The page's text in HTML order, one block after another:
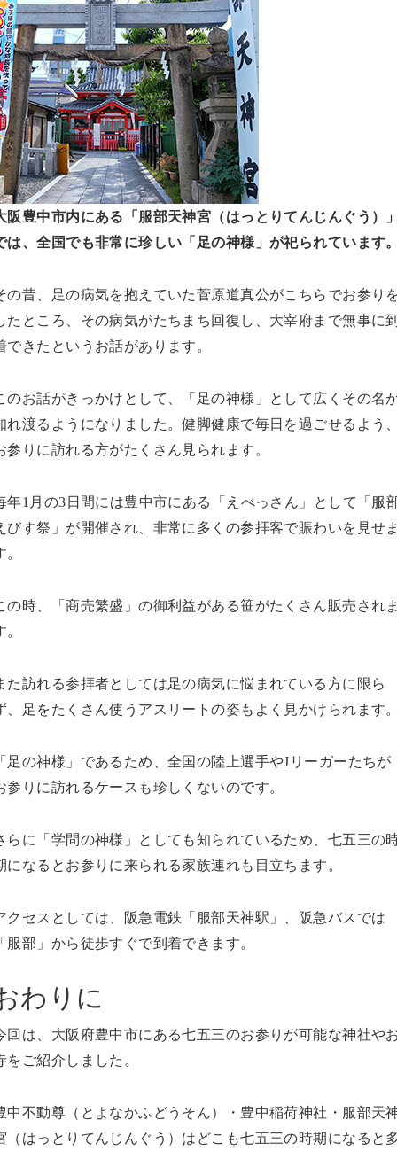
阪豊中市内にある「服部天神宮（はっとりてんじんぐう）
は、全国でも非常に珍しい「足の神様」が祀られています
の昔、足の病気を抱えていた菅原道真公がこちらでお参り
たところ、その病気がたちまち回復し、大宰府まで無事に
できたというお話があります。
のお話がきっかけとして、「足の神様」として広くその名
れ渡るようになりました。健脚健康で毎日を過ごせるよう
参りに訪れる方がたくさん見られます。
年1月の3日間には豊中市にある「えべっさん」として「服
びす祭」が開催され、非常に多くの参拝客で賑わいを見せ
。
の時、「商売繁盛」の御利益がある笹がたくさん販売され
。
た訪れる参拝者としては足の病気に悩まれている方に限ら
、足をたくさん使うアスリートの姿もよく見かけられます
足の神様」であるため、全国の陸上選手やJリーガーたちが
参りに訪れるケースも珍しくないのです。
らに「学問の神様」としても知られているため、七五三の
になるとお参りに来られる家族連れも目立ちます。
クセスとしては、阪急電鉄「服部天神駅」、阪急バスでは
服部」から徒歩すぐで到着できます。
わりに
回は、大阪府豊中市にある七五三のお参りが可能な神社や
をご紹介しました。
中不動尊（とよなかふどうそん）・豊中稲荷神社・服部天
（はっとりてんじんぐう）はどこも七五三の時期になると